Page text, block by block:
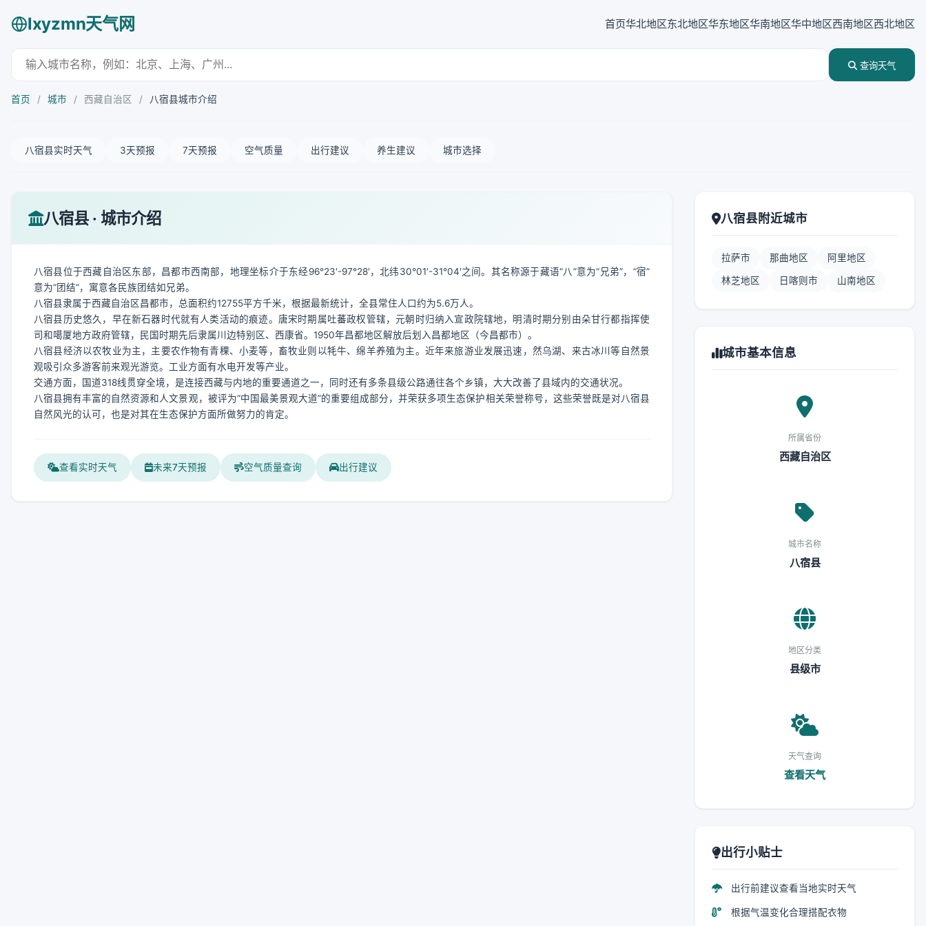
lxyzmn天气网 首页华北地区东北地区华东地区华南地区华中地区西南地区西北地区
查询天气
首页 / 城市 / 西藏自治区 / 八宿县城市介绍
八宿县实时天气 3天预报 7天预报 空气质量 出行建议 养生建议 城市选择
八宿县 · 城市介绍
八宿县位于西藏自治区东部，昌都市西南部，地理坐标介于东经96°23′-97°28′，北纬30°01′-31°04′之间。其名称源于藏语“八”意为“兄弟”，“宿”
意为“团结”，寓意各民族团结如兄弟。
八宿县隶属于西藏自治区昌都市，总面积约12755平方千米，根据最新统计，全县常住人口约为5.6万人。
八宿县历史悠久，早在新石器时代就有人类活动的痕迹。唐宋时期属吐蕃政权管辖，元朝时归纳入宣政院辖地，明清时期分别由朵甘行都指挥使
司和噶厦地方政府管辖，民国时期先后隶属川边特别区、西康省。1950年昌都地区解放后划入昌都地区（今昌都市）。
八宿县经济以农牧业为主，主要农作物有青稞、小麦等，畜牧业则以牦牛、绵羊养殖为主。近年来旅游业发展迅速，然乌湖、来古冰川等自然景
观吸引众多游客前来观光游览。工业方面有水电开发等产业。
交通方面，国道318线贯穿全境，是连接西藏与内地的重要通道之一，同时还有多条县级公路通往各个乡镇，大大改善了县域内的交通状况。
八宿县拥有丰富的自然资源和人文景观，被评为“中国最美景观大道”的重要组成部分，并荣获多项生态保护相关荣誉称号，这些荣誉既是对八宿县
自然风光的认可，也是对其在生态保护方面所做努力的肯定。
查看实时天气 未来7天预报 空气质量查询 出行建议
八宿县附近城市
拉萨市 那曲地区 阿里地区
林芝地区 日喀则市 山南地区
城市基本信息
所属省份
西藏自治区
城市名称
八宿县
地区分类
县级市
天气查询
查看天气
出行小贴士
出行前建议查看当地实时天气
根据气温变化合理搭配衣物